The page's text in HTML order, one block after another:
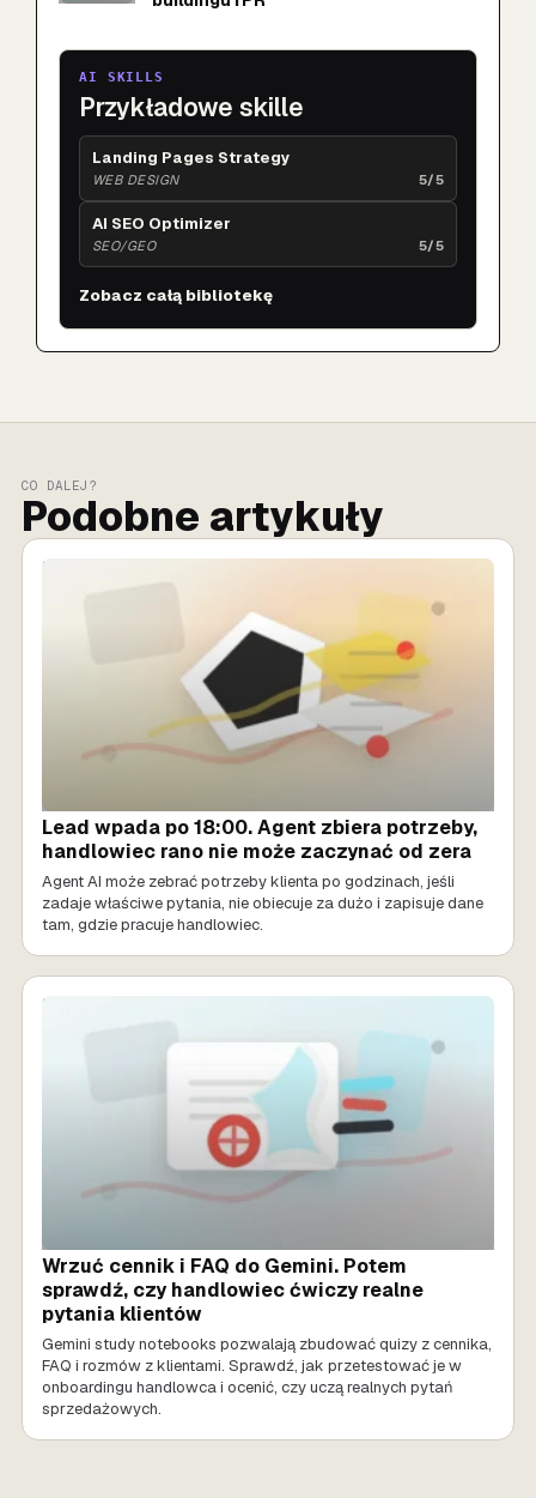
AI SKILLS
Przykładowe skille
Landing Pages Strategy
WEB DESIGN 5/5
AI SEO Optimizer
SEO/GEO 5/5
Zobacz całą bibliotekę
CO DALEJ?
Podobne artykuły
SPRZEDAŻ AI
Lead wpada po 18:00. Agent zbiera potrzeby,
handlowiec rano nie może zaczynać od zera
Agent AI może zebrać potrzeby klienta po godzinach, jeśli
zadaje właściwe pytania, nie obiecuje za dużo i zapisuje dane
tam, gdzie pracuje handlowiec.
SPRZEDAŻ AI
Wrzuć cennik i FAQ do Gemini. Potem
sprawdź, czy handlowiec ćwiczy realne
pytania klientów
Gemini study notebooks pozwalają zbudować quizy z cennika,
FAQ i rozmów z klientami. Sprawdź, jak przetestować je w
onboardingu handlowca i ocenić, czy uczą realnych pytań
sprzedażowych.